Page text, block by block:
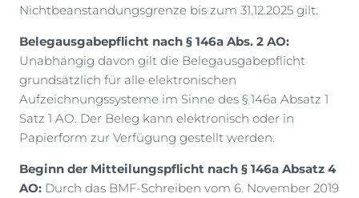
Nichtbeanstandungsgrenze bis zum 31.12.2025 gilt.
Belegausgabepflicht nach § 146a Abs. 2 AO:
Unabhängig davon gilt die Belegausgabepflicht
grundsätzlich für alle elektronischen
Aufzeichnungssysteme im Sinne des § 146a Absatz 1
Satz 1 AO. Der Beleg kann elektronisch oder in
Papierform zur Verfügung gestellt werden.
Beginn der Mitteilungspflicht nach § 146a Absatz 4
AO: Durch das BMF-Schreiben vom 6. November 2019